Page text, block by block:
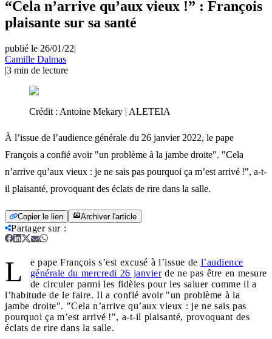
“Cela n’arrive qu’aux vieux !” : François
plaisante sur sa santé
publié le 26/01/22|
Camille Dalmas
|3 min de lecture
Crédit : Antoine Mekary | ALETEIA
À l’issue de l’audience générale du 26 janvier 2022, le pape
François a confié avoir "un problème à la jambe droite". "Cela
n’arrive qu’aux vieux : je ne sais pas pourquoi ça m’est arrivé !", a-t-
il plaisanté, provoquant des éclats de rire dans la salle.
Copier le lien Archiver l'article
Partager sur:
L e pape François s’est excusé à l’issue de l’audience
générale du mercredi 26 janvierde ne pas être en mesure
de circuler parmi les fidèles pour les saluer comme il a
l’habitude de le faire. Il a confié avoir "un problème à la
jambe droite". "Cela n’arrive qu’aux vieux : je ne sais pas
pourquoi ça m’est arrivé !", a-t-il plaisanté, provoquant des
éclats de rire dans la salle.